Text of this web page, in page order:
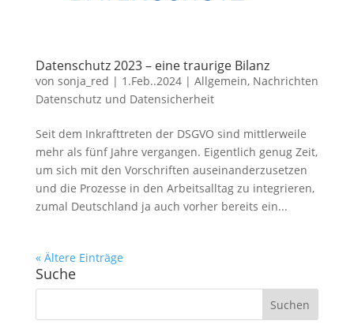
Datenschutz 2023 – eine traurige Bilanz
von sonja_red | 1.Feb..2024| Allgemein, Nachrichten
Datenschutz und Datensicherheit
Seit dem Inkrafttreten der DSGVO sind mittlerweile
mehr als fünf Jahre vergangen. Eigentlich genug Zeit,
um sich mit den Vorschriften auseinanderzusetzen
und die Prozesse in den Arbeitsalltag zu integrieren,
zumal Deutschland ja auch vorher bereits ein...
« Ältere Einträge
Suche